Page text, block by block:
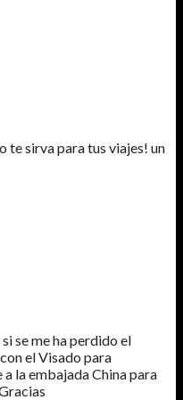
te sirva para tus viajes! un
se me ha perdido el
el Visado para
la embajada China para